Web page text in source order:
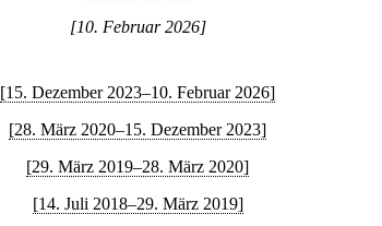
[10. Februar 2026]
[15. Dezember 2023–10. Februar 2026]
[28. März 2020–15. Dezember 2023]
[29. März 2019–28. März 2020]
[14. Juli 2018–29. März 2019]